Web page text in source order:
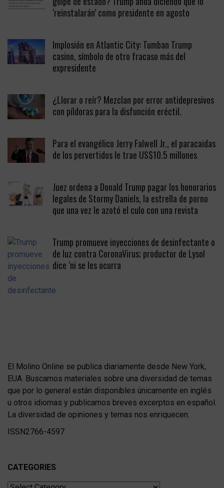
‘reinstalarán’ como presidente en agosto
Implosión en Atlantic City: Tumban Trump
casino, símbolo de otro fracaso más del
expresidente
¿Llorar o reír? Mezclan por error antidepresivos
con píldoras para la disfunción eréctil.
Para el evangélico Jerry Falwell Jr., el paracaidas
de los pervertidos le trae US$10.5 millones
Juez ordena a Donald Trump pagar los honorarios
legales de Stormy Daniels, la estrella de porno
que una vez le azotó el culo con una revista
Trump promueve inyecciones de desinfectante o
de luz contra CoronaVirus; productor de Lysol
dice ‘ni se les ocurra
El Molino Online se publica diariamente desde New York,
EUA. Buscamos materiales sobre una diversidad de temas
que por lo general están disponibles únicamente en inglés
u otros idiomas y publicamos breves excerptos en español.
La diversidad de opiniones y temas nos enriquecen.
ISSN2766-4597
CATEGORIES